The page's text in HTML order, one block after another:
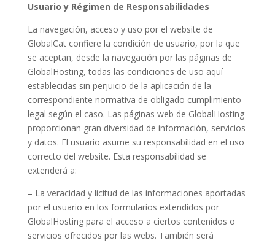
Usuario y Régimen de Responsabilidades
La navegación, acceso y uso por el website de
GlobalCat confiere la condición de usuario, por la que
se aceptan, desde la navegación por las páginas de
GlobalHosting, todas las condiciones de uso aquí
establecidas sin perjuicio de la aplicación de la
correspondiente normativa de obligado cumplimiento
legal según el caso. Las páginas web de GlobalHosting
proporcionan gran diversidad de información, servicios
y datos. El usuario asume su responsabilidad en el uso
correcto del website. Esta responsabilidad se
extenderá a:
– La veracidad y licitud de las informaciones aportadas
por el usuario en los formularios extendidos por
GlobalHosting para el acceso a ciertos contenidos o
servicios ofrecidos por las webs. También será